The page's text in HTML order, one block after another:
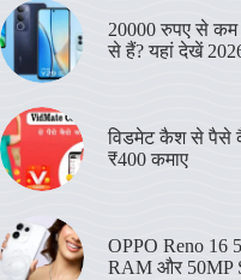
20000 रुपए से कम
से हैं? यहां देखें
विडमेट कैश से पैसे
₹400 कमाए
OPPO Reno 16
RAM और 50MP